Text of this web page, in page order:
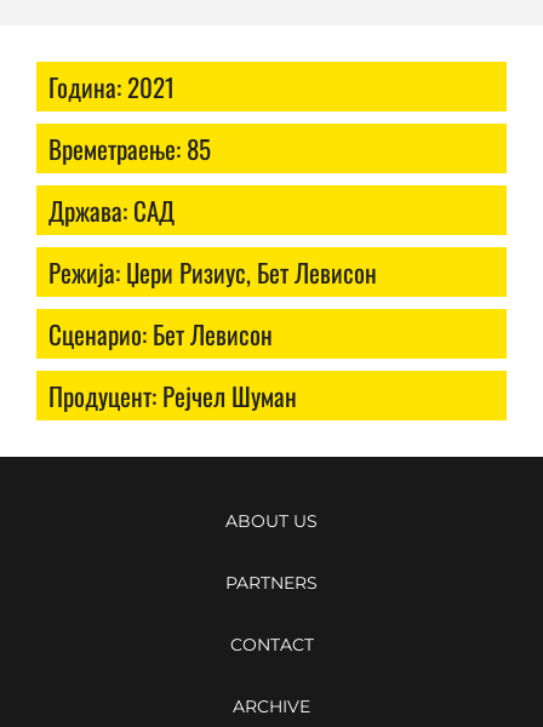
Година: 2021
Времетраење: 85
Држава: САД
Режија: Џери Ризиус, Бет Левисон
Сценарио: Бет Левисон
Продуцент: Рејчел Шуман
ABOUT US
PARTNERS
CONTACT
ARCHIVE